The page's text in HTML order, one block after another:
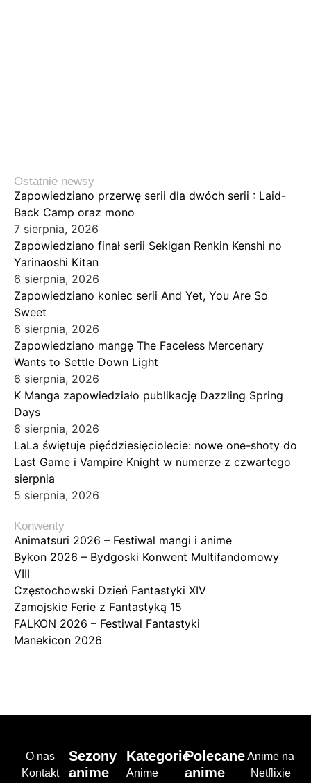
Ostatnie newsy
Zapowiedziano przerwę serii dla dwóch serii : Laid-
Back Camp oraz mono
7 sierpnia, 2026
Zapowiedziano finał serii Sekigan Renkin Kenshi no
Yarinaoshi Kitan
6 sierpnia, 2026
Zapowiedziano koniec serii And Yet, You Are So
Sweet
6 sierpnia, 2026
Zapowiedziano mangę The Faceless Mercenary
Wants to Settle Down Light
6 sierpnia, 2026
K Manga zapowiedziało publikację Dazzling Spring
Days
6 sierpnia, 2026
LaLa świętuje pięćdziesięciolecie: nowe one-shoty do
Last Game i Vampire Knight w numerze z czwartego
sierpnia
5 sierpnia, 2026
Konwenty
Animatsuri 2026 – Festiwal mangi i anime
Bykon 2026 – Bydgoski Konwent Multifandomowy
VIII
Częstochowski Dzień Fantastyki XIV
Zamojskie Ferie z Fantastyką 15
FALKON 2026 – Festiwal Fantastyki
Manekicon 2026
O nas
Kontakt
Sezony
anime
Kategorie
Anime
Polecane
anime
Anime na
Netflixie